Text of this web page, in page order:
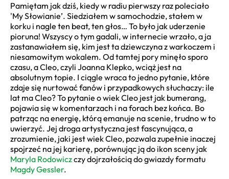
Pamiętam jak dziś, kiedy w radiu pierwszy raz poleciało
'My Słowianie’. Siedziałem w samochodzie, stałem w
korku i nagle ten beat, ten głos… To było jak uderzenie
pioruna! Wszyscy o tym gadali, w internecie wrzało, a ja
zastanawiałem się, kim jest ta dziewczyna z warkoczem i
niesamowitym wokalem. Od tamtej pory minęło sporo
czasu, a Cleo, czyli Joanna Klepko, wciąż jest na
absolutnym topie. I ciągle wraca to jedno pytanie, które
zdaje się nurtować fanów i przypadkowych słuchaczy: ile
lat ma Cleo? To pytanie o wiek Cleo jest jak bumerang,
pojawia się w komentarzach i na forach bez końca. Bo
patrząc na energię, którą emanuje na scenie, trudno w to
uwierzyć. Jej droga artystyczna jest fascynująca, a
zrozumienie, jaki jest wiek Cleo, pozwala zupełnie inaczej
spojrzeć na jej karierę, porównując ją do ikon sceny jak
Maryla Rodowiczczy dojrzałością do gwiazdy formatu
Magdy Gessler.